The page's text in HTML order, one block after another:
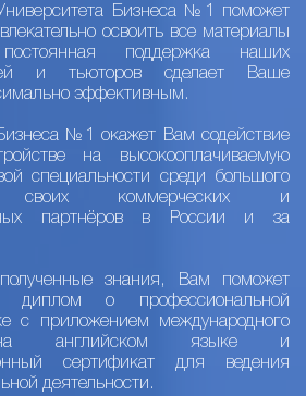
Бизнеса №1 поможет
освоить все материалы
поддержка наших
и тьюторов сделает Ваше
эффективным.
№1 окажет Вам содействие
на высокооплачиваемую
специальности среди большого
своих коммерческих и
партнёров в России и за
полученные знания, Вам поможет
диплом о профессиональной
с приложением международного
английском языке и
сертификат для ведения
деятельности.